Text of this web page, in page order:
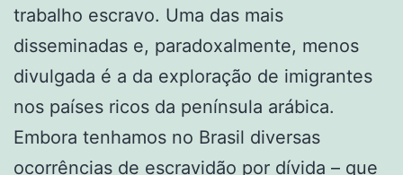
trabalho escravo. Uma das mais
disseminadas e, paradoxalmente, menos
divulgada é a da exploração de imigrantes
nos países ricos da península arábica.
Embora tenhamos no Brasil diversas
ocorrências de escravidão por dívida – que